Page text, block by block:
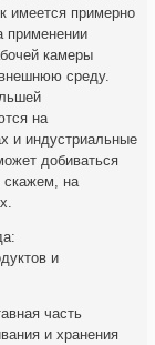
имеется примерно
применении
камеры
среду.
на
и индустриальные
добиваться
скажем, на
и
часть
и хранения